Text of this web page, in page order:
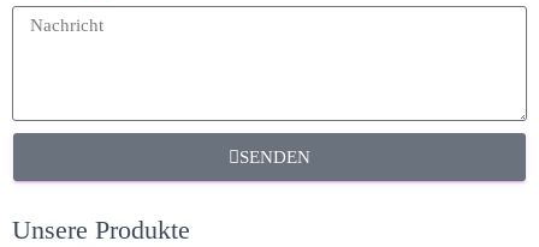
SENDEN
Unsere Produkte